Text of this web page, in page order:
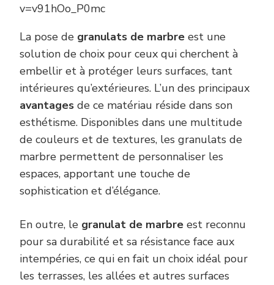
v=v91hOo_P0mc
La pose de granulats de marbre est une
solution de choix pour ceux qui cherchent à
embellir et à protéger leurs surfaces, tant
intérieures qu’extérieures. L’un des principaux
avantages de ce matériau réside dans son
esthétisme. Disponibles dans une multitude
de couleurs et de textures, les granulats de
marbre permettent de personnaliser les
espaces, apportant une touche de
sophistication et d’élégance.
En outre, le granulat de marbre est reconnu
pour sa durabilité et sa résistance face aux
intempéries, ce qui en fait un choix idéal pour
les terrasses, les allées et autres surfaces